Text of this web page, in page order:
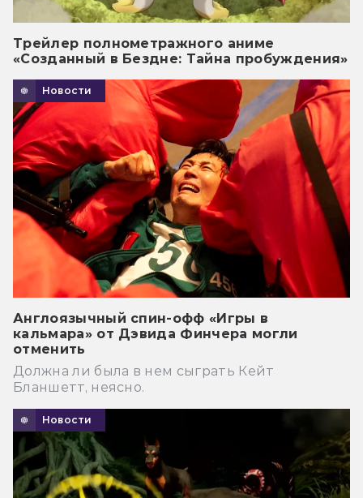
Трейлер полнометражного аниме
«Созданный в Бездне: Тайна пробуждения»
Новости
Англоязычный спин-офф «Игры в
кальмара» от Дэвида Финчера могли
отменить
Должна ли была в нем сыграть Кейт
Бланшетт, неясно.
Новости